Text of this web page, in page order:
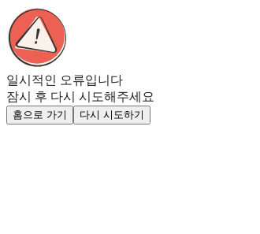
일시적인 오류입니다
잠시 후 다시 시도해주세요
홈으로 가기 다시 시도하기